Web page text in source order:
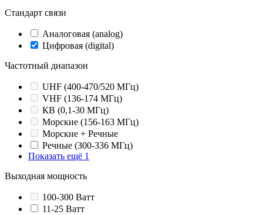
Стандарт связи
Аналоговая (analog)
Цифровая (digital)
Частотный диапазон
UHF (400-470/520 МГц)
VHF (136-174 МГц)
КВ (0,1-30 МГц)
Морские (156-163 МГц)
Морские + Речные
Речные (300-336 МГц)
Показать ещё 1
Выходная мощность
100-300 Ватт
11-25 Ватт